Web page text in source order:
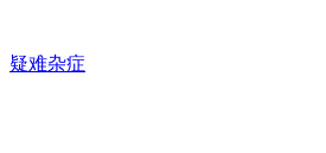
疑难杂症